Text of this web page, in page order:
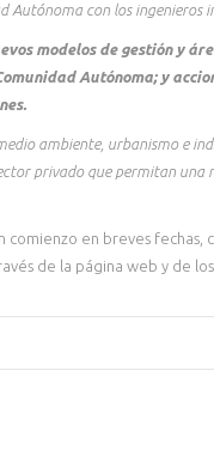
Autónoma con los ingenieros
modelos de gestión y
Autónoma; y
ambiente, urbanismo e
privado que permitan
comienzo en breves
de la página web y de